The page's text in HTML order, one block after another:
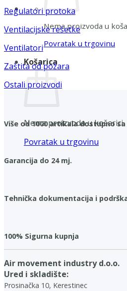
Nema proizvoda u
Povratak u trgovinu
Košarica
Nema proizvoda u košarici.
Povratak u trgovinu
Regulatori protoka
Ventilacijske rešetke
Ventilatori
Zaštita od požara
Ostali proizvodi
Više od 1000 artikala dostupno
Garancija do 24 mj.
Tehnička dokumentacija i
100% Sigurna kupnja
Air movement industry d.o.o.
Ured i skladište:
Prosinačka 10, Kerestinec